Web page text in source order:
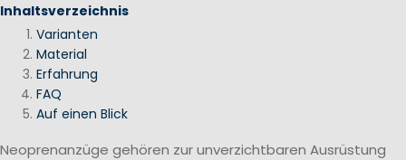
Inhaltsverzeichnis
Varianten
Material
Erfahrung
FAQ
Auf einen Blick
Neoprenanzüge gehören zur unverzichtbaren Ausrüstung